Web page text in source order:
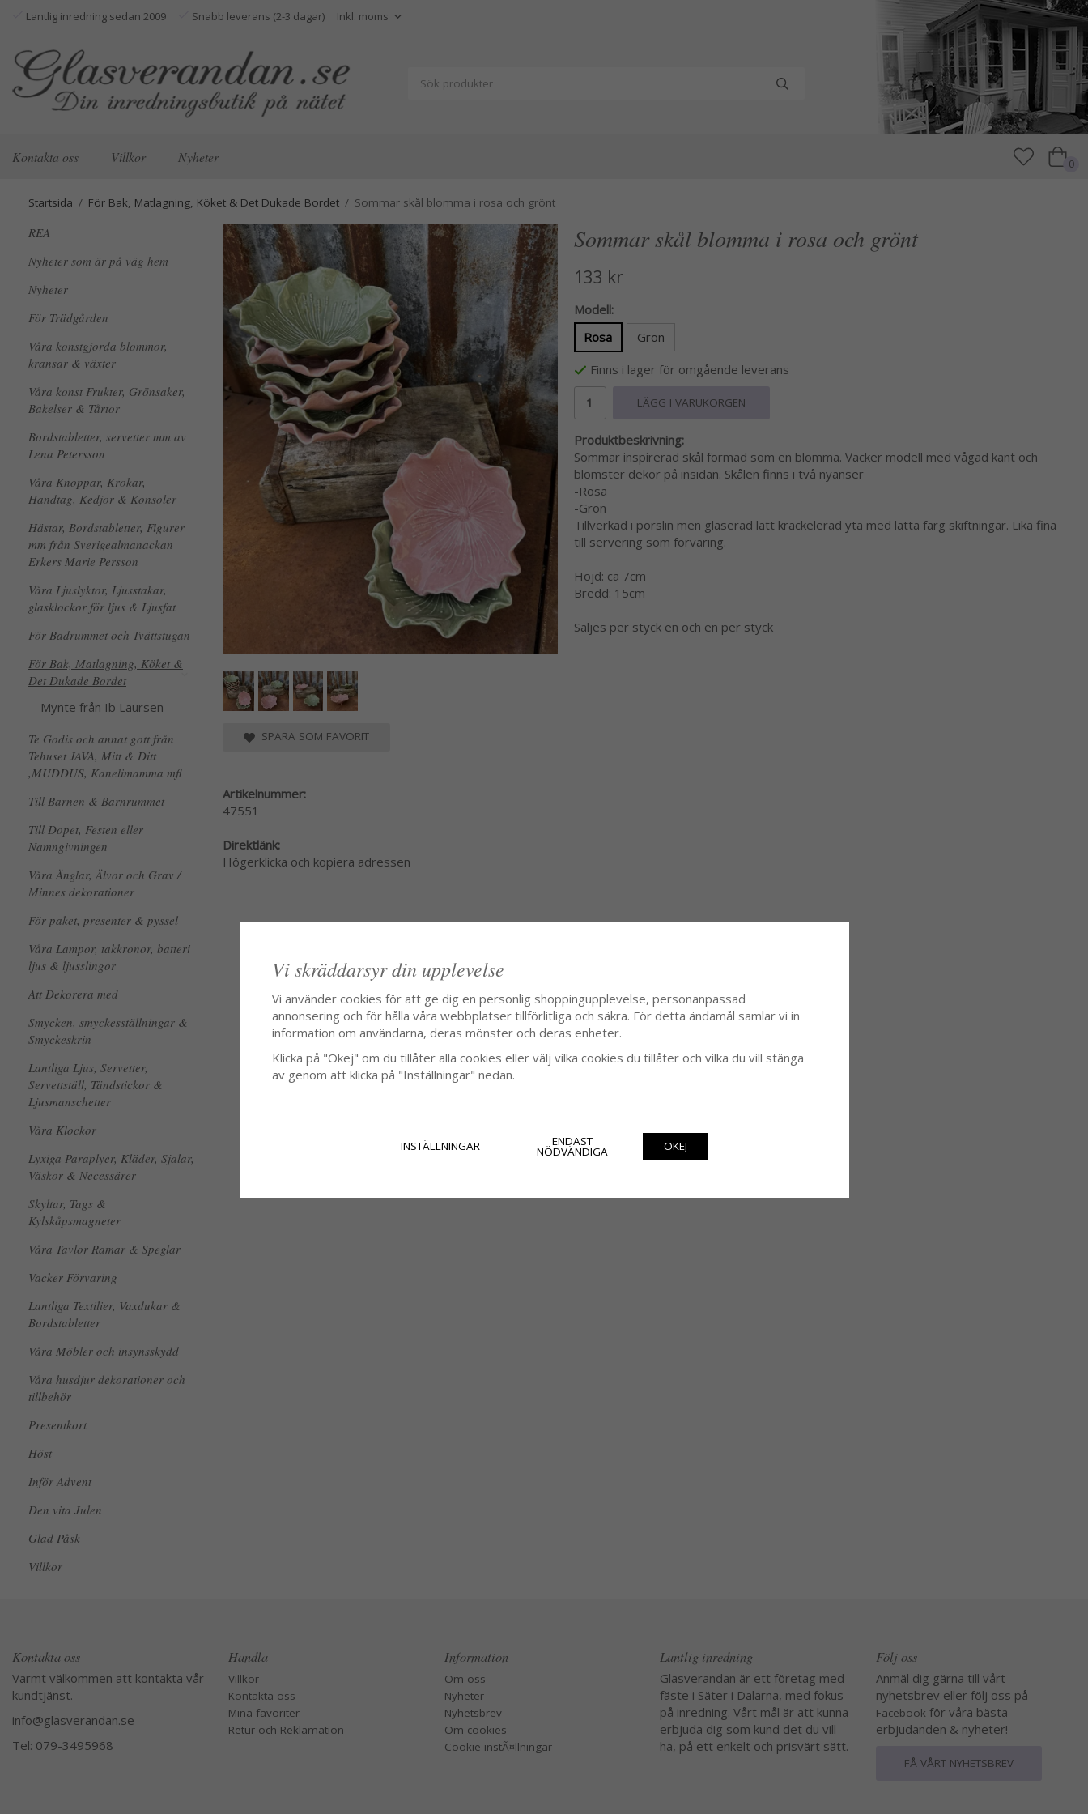
Lantlig inredning sedan 2009 Snabb leverans (2-3 dagar)
Kontakta oss Villkor Nyheter 0
Startsida / För Bak, Matlagning, Köket & Det Dukade Bordet / Sommar skål blomma i rosa och grönt
REA
Nyheter som är på väg hem
Nyheter
För Trädgården
Våra konstgjorda blommor,
kransar & växter
Våra konst Frukter, Grönsaker,
Bakelser & Tårtor
Bordstabletter, servetter mm av
Lena Petersson
Våra Knoppar, Krokar,
Handtag, Kedjor & Konsoler
Hästar, Bordstabletter, Figurer
mm från Sverigealmanackan
Erkers Marie Persson
Våra Ljuslyktor, Ljusstakar,
glasklockor för ljus & Ljusfat
För Badrummet och Tvättstugan
För Bak, Matlagning, Köket &
Det Dukade Bordet
Mynte från Ib Laursen
Te Godis och annat gott från
Tehuset JAVA, Mitt & Ditt
,MUDDUS, Kanelimamma mfl
Till Barnen & Barnrummet
Till Dopet, Festen eller
Namngivningen
Våra Änglar, Älvor och Grav /
Minnes dekorationer
För paket, presenter & pyssel
Våra Lampor, takkronor, batteri
ljus & ljusslingor
Att Dekorera med
Smycken, smyckesställningar &
Smyckeskrin
Lantliga Ljus, Servetter,
Servettställ, Tändstickor &
Ljusmanschetter
Våra Klockor
Lyxiga Paraplyer, Kläder, Sjalar,
Väskor & Necessärer
Skyltar, Tags &
Kylskåpsmagneter
Våra Tavlor Ramar & Speglar
Vacker Förvaring
Lantliga Textilier, Vaxdukar &
Bordstabletter
Våra Möbler och insynsskydd
Våra husdjur dekorationer och
tillbehör
Presentkort
Höst
Inför Advent
Den vita Julen
Glad Påsk
Villkor
Sommar skål blomma i rosa och grönt
133 kr
Modell:
Rosa
Grön
Finns i lager för omgående leverans
LÄGG I VARUKORGEN
Produktbeskrivning:
Sommar inspirerad skål formad som en blomma. Vacker modell med vågad kant och
blomster dekor på insidan. Skålen finns i två nyanser
-Rosa
-Grön
Tillverkad i porslin men glaserad lätt krackelerad yta med lätta färg skiftningar. Lika fina
till servering som förvaring.
Höjd: ca 7cm
Bredd: 15cm
Säljes per styck en och en per styck
SPARA SOM FAVORIT
Artikelnummer:
47551
Direktlänk:
Högerklicka och kopiera adressen
Kontakta oss
Varmt välkommen att kontakta vår
kundtjänst.
info@glasverandan.se
Tel: 079-3495968
Handla
Villkor
Kontakta oss
Mina favoriter
Retur och Reklamation
Information
Om oss
Nyheter
Nyhetsbrev
Om cookies
Cookie instÃ¤llningar
Lantlig inredning
Glasverandan är ett företag med
fäste i Säter i Dalarna, med fokus
på inredning. Vårt mål är att kunna
erbjuda dig som kund det du vill
ha, på ett enkelt och prisvärt sätt.
Följ oss
Anmäl dig gärna till vårt
nyhetsbrev eller följ oss på
Facebook för våra bästa
erbjudanden & nyheter!
FÅ VÅRT NYHETSBREV
Vi skräddarsyr din upplevelse
Vi använder cookies för att ge dig en personlig shoppingupplevelse, personanpassad
annonsering och för hålla våra webbplatser tillförlitliga och säkra. För detta ändamål samlar vi in
information om användarna, deras mönster och deras enheter.
Klicka på "Okej" om du tillåter alla cookies eller välj vilka cookies du tillåter och vilka du vill stänga
av genom att klicka på "Inställningar" nedan.
INSTÄLLNINGAR ENDAST
NÖDVÄNDIGA OKEJ